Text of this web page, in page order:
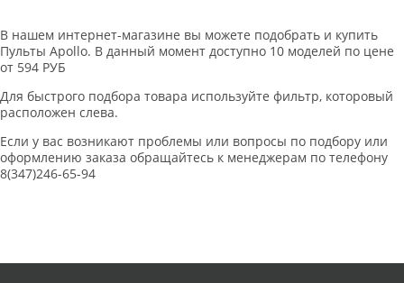
В нашем интернет-магазине вы можете подобрать и купить
Пульты Apollo. В данный момент доступно 10 моделей по цене
от 594 РУБ
Для быстрого подбора товара используйте фильтр, которовый
расположен слева.
Если у вас возникают проблемы или вопросы по подбору или
оформлению заказа обращайтесь к менеджерам по телефону
8(347)246-65-94